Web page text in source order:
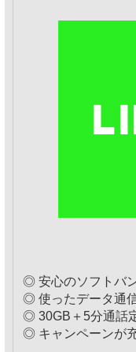
◎ 安心のソフトバ
◎ 使ったデータ通
◎ 30GB＋5分通話
◎ キャンペーンが